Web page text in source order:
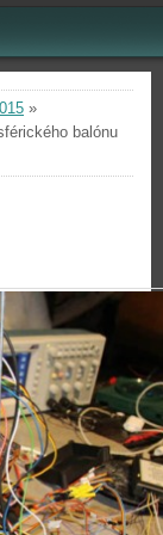
»
balónu